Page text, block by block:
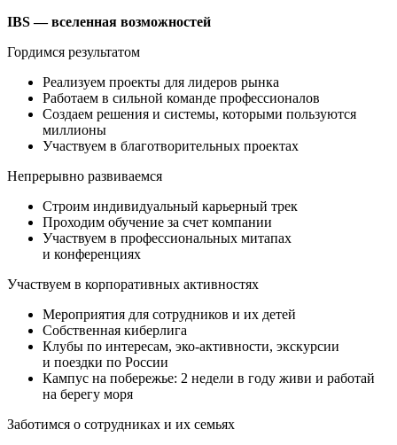
IBS — вселенная возможностей
Гордимся результатом
Реализуем проекты для лидеров рынка
Работаем в сильной команде профессионалов
Создаем решения и системы, которыми пользуются
миллионы
Участвуем в благотворительных проектах
Непрерывно развиваемся
Строим индивидуальный карьерный трек
Проходим обучение за счет компании
Участвуем в профессиональных митапах
и конференциях
Участвуем в корпоративных активностях
Мероприятия для сотрудников и их детей
Собственная киберлига
Клубы по интересам, эко-активности, экскурсии
и поездки по России
Кампус на побережье: 2 недели в году живи и работай
на берегу моря
Заботимся о сотрудниках и их семьях